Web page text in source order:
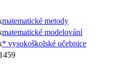
matematické metody
matematické modelování
* vysokoškolské učebnice